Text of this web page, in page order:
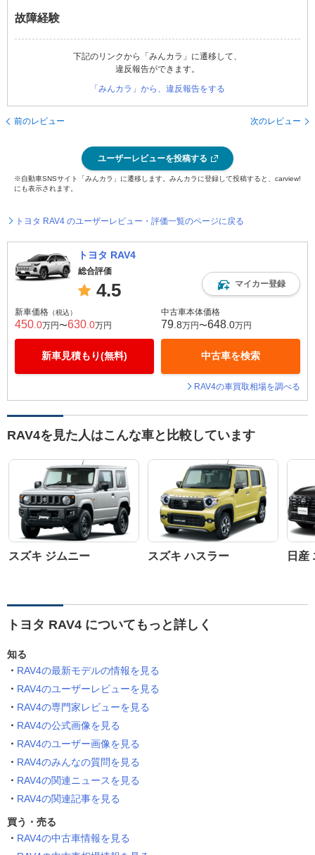
故障経験
下記のリンクから「みんカラ」に遷移して、
違反報告ができます。
「みんカラ」から、違反報告をする
前のレビュー 次のレビュー
ユーザーレビューを投稿する
※自動車SNSサイト「みんカラ」に遷移します。みんカラに登録して投稿すると、carview!
にも表示されます。
トヨタ RAV4 のユーザーレビュー・評価一覧のページに戻る
トヨタ RAV4
総合評価
4.5 マイカー登録
新車価格 （税込）
450 .0万円〜630 .0万円
新車見積もり(無料)
中古車本体価格
79 .8万円〜648 .0万円
中古車を検索
RAV4の車買取相場を調べる
RAV4を見た人はこんな車と比較しています
スズキ ジムニー スズキ ハスラー 日産
トヨタ RAV4 についてもっと詳しく
知る
RAV4の最新モデルの情報を見る
RAV4のユーザーレビューを見る
RAV4の専門家レビューを見る
RAV4の公式画像を見る
RAV4のユーザー画像を見る
RAV4のみんなの質問を見る
RAV4の関連ニュースを見る
RAV4の関連記事を見る
買う・売る
RAV4の中古車情報を見る